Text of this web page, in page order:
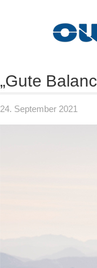
„Gute
24. September 2021